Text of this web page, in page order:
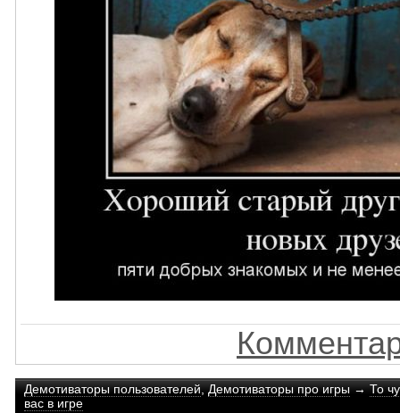
Демотиваторы пользователей,Демотиваторы про игры→То
вас в игре